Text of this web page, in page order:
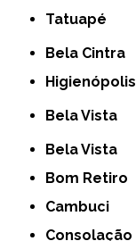
Tatuapé
Bela Cintra
Higienópolis
Bela Vista
Bela Vista
Bom Retiro
Cambuci
Consolação